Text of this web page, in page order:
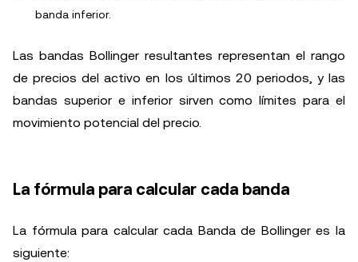
banda inferior.
Las bandas Bollinger resultantes representan el rango
de precios del activo en los últimos 20 periodos, y las
bandas superior e inferior sirven como límites para el
movimiento potencial del precio.
La fórmula para calcular cada banda
La fórmula para calcular cada Banda de Bollinger es la
siguiente: